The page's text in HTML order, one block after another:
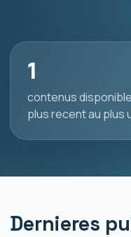
1
contenus
plus recent au plus
Dernieres